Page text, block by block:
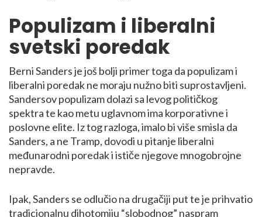
Populizam i liberalni
svetski poredak
Berni Sanders je još bolji primer toga da populizam i
liberalni poredak ne moraju nužno biti suprostavljeni.
Sandersov populizam dolazi sa levog političkog
spektra te kao metu uglavnom ima korporativne i
poslovne elite. Iz tog razloga, imalo bi više smisla da
Sanders, a ne Tramp, dovodi u pitanje liberalni
međunarodni poredak i ističe njegove mnogobrojne
nepravde.
Ipak, Sanders se odlučio na drugačiji put te je prihvatio
tradicionalnu dihotomiju “slobodnog” naspram